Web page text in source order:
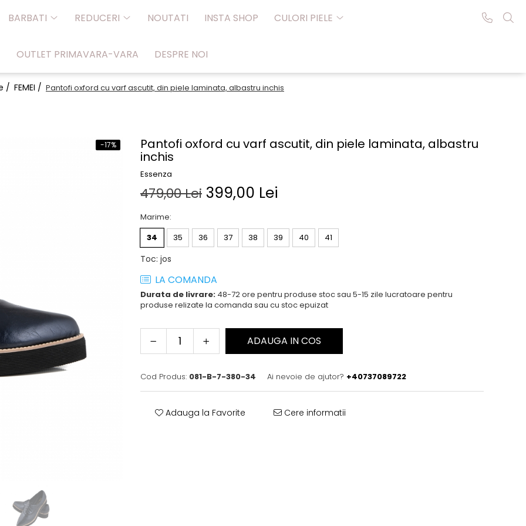
BARBATI REDUCERI NOUTATI INSTA SHOP CULORI PIELE
OUTLET PRIMAVARA-VARA DESPRE NOI
/ FEMEI / Pantofi oxford cu varf ascutit, din piele laminata, albastru inchis
Pantofi oxford cu varf ascutit, din piele laminata, albastru
inchis
Essenza
-17%
479,00 Lei 399,00 Lei
Marime:
34
35 36 37 38 39 40 41
Toc: jos
LA COMANDA
Durata de livrare: 48-72 ore pentru produse stoc sau 5-15 zile lucratoare pentru
produse relizate la comanda sau cu stoc epuizat
ADAUGA IN COS
Cod Produs: 081-B-7-380-34 Ai nevoie de ajutor? +40737089722
Adauga la Favorite Cere informatii